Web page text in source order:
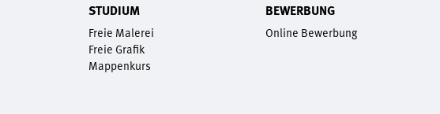
STUDIUM
Freie Malerei
Freie Grafik
Mappenkurs
BEWERBUNG
Online Bewerbung